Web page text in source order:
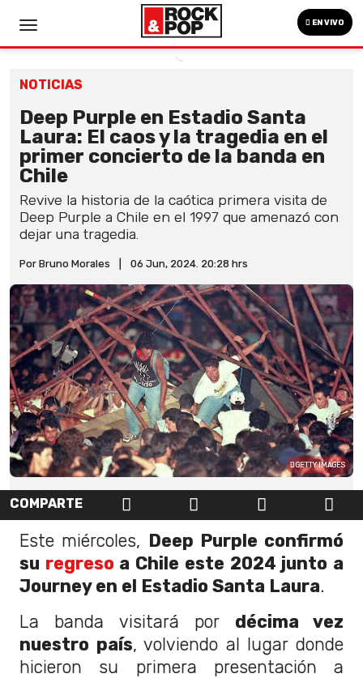
EN VIVO
NOTICIAS
Deep Purple en Estadio Santa
Laura: El caos y la tragedia en el
primer concierto de la banda en
Chile
Revive la historia de la caótica primera visita de
Deep Purple a Chile en el 1997 que amenazó con
dejar una tragedia.
Por Bruno Morales 06 Jun, 2024. 20:28 hrs
GETTY IMAGES
COMPARTE
Este miércoles, Deep Purple confirmó
su regreso a Chile este 2024 junto a
Journey en el Estadio Santa Laura.
La banda visitará por décima vez
nuestro país, volviendo al lugar donde
hicieron su primera presentación a